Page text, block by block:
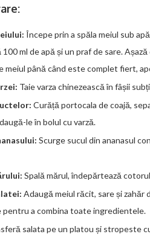
Începe prin a spăla meiul sub
ml de apă și un praf de sare.
meiul până când este complet fiert,
Taie varza chinezească în fâșii
Curăță portocala de coajă,
le în bolul cu varză.
Scurge sucul din ananasul
Spală mărul, îndepărtează
Adaugă meiul răcit, sare și zahăr
pentru a combina toate ingredientele.
salata pe un platou și stropeste